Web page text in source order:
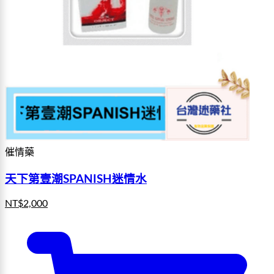
催情藥
天下第壹潮SPANISH迷情水
NT$2,000